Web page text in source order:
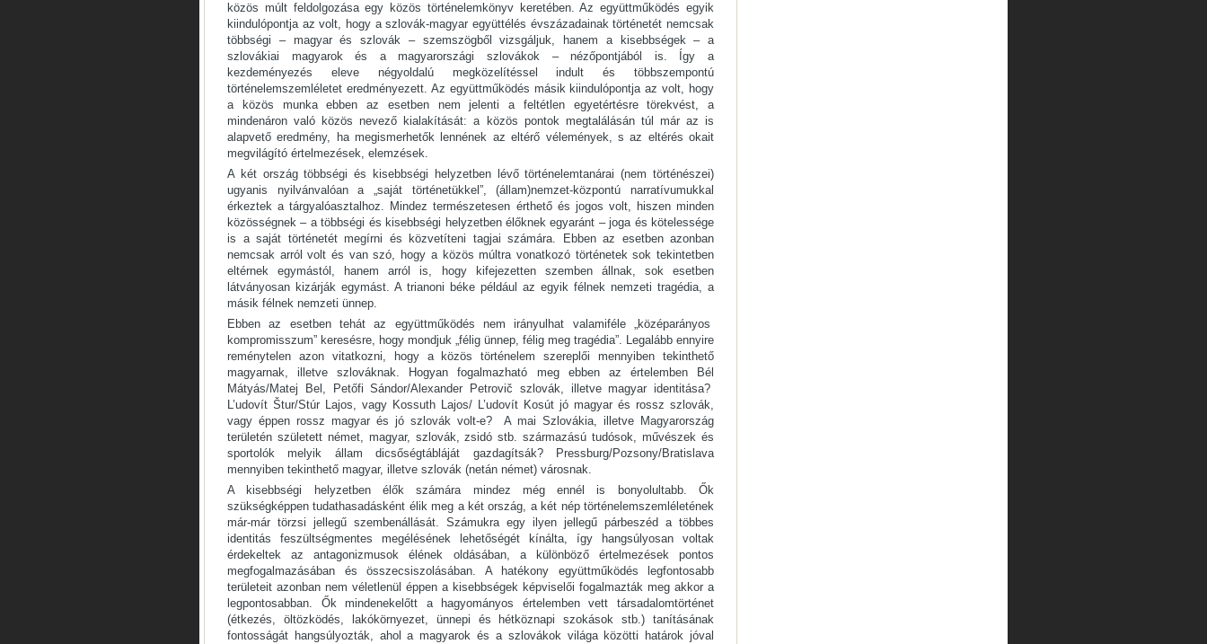
közös múlt feldolgozása egy közös történelemkönyv keretében. Az együttműködés egyik
kiindulópontja az volt, hogy a szlovák-magyar együttélés évszázadainak történetét nemcsak
többségi – magyar és szlovák – szemszögből vizsgáljuk, hanem a kisebbségek – a
szlovákiai magyarok és a magyarországi szlovákok – nézőpontjából is. Így a
kezdeményezés eleve négyoldalú megközelítéssel indult és többszempontú
történelemszemléletet eredményezett. Az együttműködés másik kiindulópontja az volt, hogy
a közös munka ebben az esetben nem jelenti a feltétlen egyetértésre törekvést, a
mindenáron való közös nevező kialakítását: a közös pontok megtalálásán túl már az is
alapvető eredmény, ha megismerhetők lennének az eltérő vélemények, s az eltérés okait
megvilágító értelmezések, elemzések.
A két ország többségi és kisebbségi helyzetben lévő történelemtanárai (nem történészei)
ugyanis nyilvánvalóan a „saját történetükkel”, (állam)nemzet-központú narratívumukkal
érkeztek a tárgyalóasztalhoz. Mindez természetesen érthető és jogos volt, hiszen minden
közösségnek – a többségi és kisebbségi helyzetben élőknek egyaránt – joga és kötelessége
is a saját történetét megírni és közvetíteni tagjai számára. Ebben az esetben azonban
nemcsak arról volt és van szó, hogy a közös múltra vonatkozó történetek sok tekintetben
eltérnek egymástól, hanem arról is, hogy kifejezetten szemben állnak, sok esetben
látványosan kizárják egymást. A trianoni béke például az egyik félnek nemzeti tragédia, a
másik félnek nemzeti ünnep.
Ebben az esetben tehát az együttműködés nem irányulhat valamiféle „középarányos
kompromisszum” keresésre, hogy mondjuk „félig ünnep, félig meg tragédia”. Legalább ennyire
reménytelen azon vitatkozni, hogy a közös történelem szereplői mennyiben tekinthető
magyarnak, illetve szlováknak. Hogyan fogalmazható meg ebben az értelemben Bél
Mátyás/Matej Bel, Petőfi Sándor/Alexander Petrovič szlovák, illetve magyar identitása?
L’udovít Štur/Stúr Lajos, vagy Kossuth Lajos/ L’udovít Kosút jó magyar és rossz szlovák,
vagy éppen rossz magyar és jó szlovák volt-e? A mai Szlovákia, illetve Magyarország
területén született német, magyar, szlovák, zsidó stb. származású tudósok, művészek és
sportolók melyik állam dicsőségtábláját gazdagítsák? Pressburg/Pozsony/Bratislava
mennyiben tekinthető magyar, illetve szlovák (netán német) városnak.
A kisebbségi helyzetben élők számára mindez még ennél is bonyolultabb. Ők
szükségképpen tudathasadásként élik meg a két ország, a két nép történelemszemléletének
már-már törzsi jellegű szembenállását. Számukra egy ilyen jellegű párbeszéd a többes
identitás feszültségmentes megélésének lehetőségét kínálta, így hangsúlyosan voltak
érdekeltek az antagonizmusok élének oldásában, a különböző értelmezések pontos
megfogalmazásában és összecsiszolásában. A hatékony együttműködés legfontosabb
területeit azonban nem véletlenül éppen a kisebbségek képviselői fogalmazták meg akkor a
legpontosabban. Ők mindenekelőtt a hagyományos értelemben vett társadalomtörténet
(étkezés, öltözködés, lakókörnyezet, ünnepi és hétköznapi szokások stb.) tanításának
fontosságát hangsúlyozták, ahol a magyarok és a szlovákok világa közötti határok jóval